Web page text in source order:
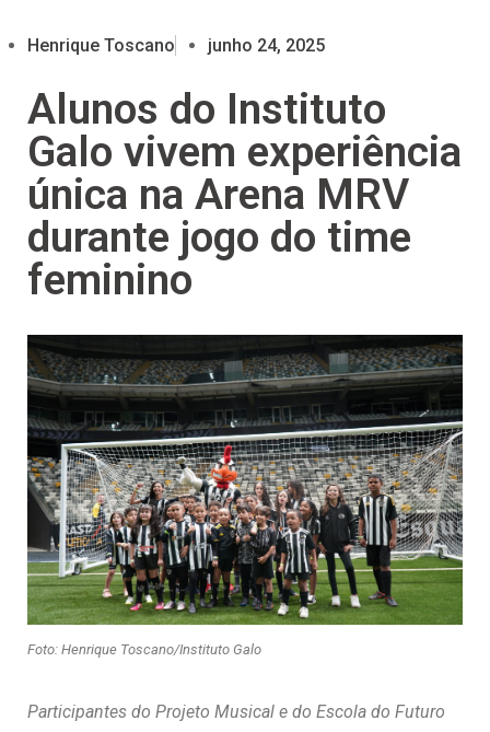
Henrique Toscano junho 24, 2025
Alunos do Instituto
Galo vivem experiência
única na Arena MRV
durante jogo do time
feminino
Foto: Henrique Toscano/Instituto Galo
Participantes do Projeto Musical e do Escola do Futuro